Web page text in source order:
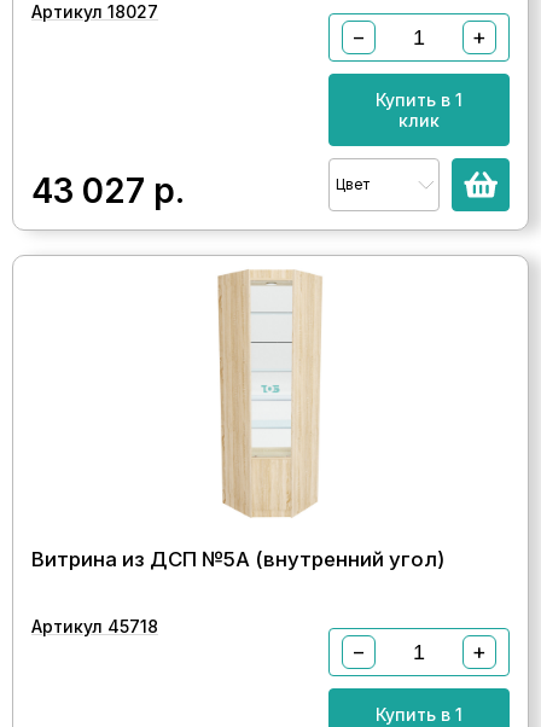
Артикул 18027
43 027 р.
− +
Купить в 1
клик
Цвет
Витрина из ДСП №5А (внутренний угол)
Артикул 45718
− +
Купить в 1